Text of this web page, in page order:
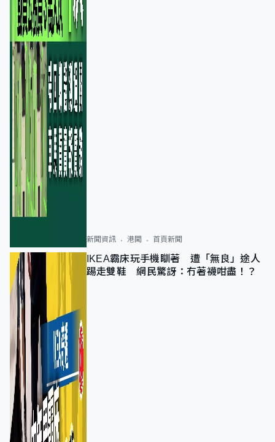
新聞資訊 港聞 首頁新聞
IKEA霸床玩手機瞓著 遭「無良」途人
踢走雙鞋 網民驚訝：冇著襪咁盡！？